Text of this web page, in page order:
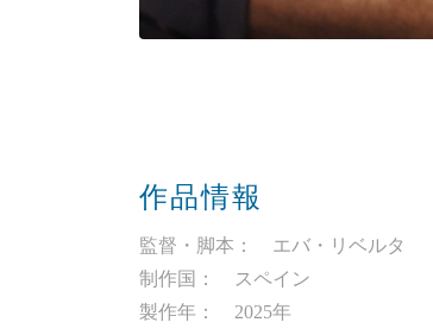
作品情報
監督・脚本： エバ・リベルタ
制作国： スペイン
製作年： 2025年